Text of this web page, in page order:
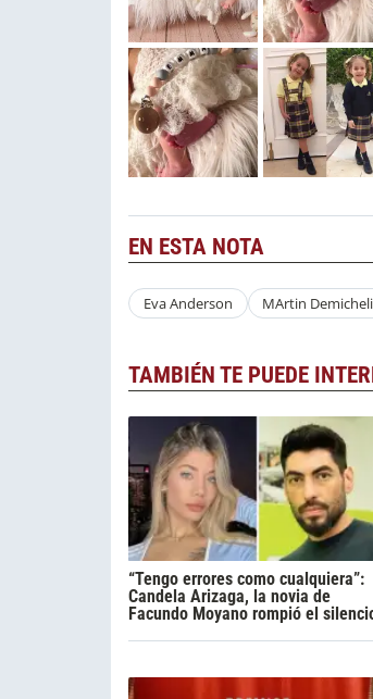
EN ESTA NOTA
Eva Anderson MArtin
TAMBIÉN TE PUEDE
“Tengo errores como cualquiera”:
Candela Arizaga, la novia de
Facundo Moyano rompió el